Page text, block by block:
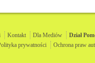
Kontakt Dla Mediów Dział
prywatności Ochrona praw